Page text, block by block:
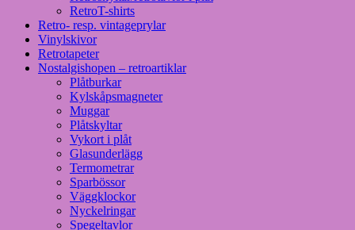
RetroT-shirts
Retro- resp. vintageprylar
Vinylskivor
Retrotapeter
Nostalgishopen – retroartiklar
Plåtburkar
Kylskåpsmagneter
Muggar
Plåtskyltar
Vykort i plåt
Glasunderlägg
Termometrar
Sparbössor
Väggklockor
Nyckelringar
Spegeltavlor